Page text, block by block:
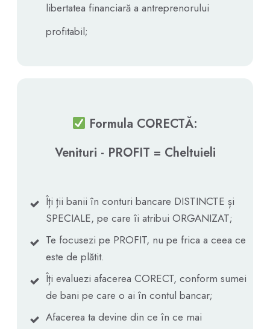
libertatea financiară a antreprenorului
profitabil;
Formula CORECTĂ:
Venituri - PROFIT = Cheltuieli
Îți ții banii în conturi bancare DISTINCTE și
SPECIALE, pe care îi atribui ORGANIZAT;
Te focusezi pe PROFIT, nu pe frica a ceea ce
este de plătit.
Îți evaluezi afacerea CORECT, conform sumei
de bani pe care o ai în contul bancar;
Afacerea ta devine din ce în ce mai